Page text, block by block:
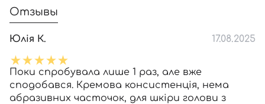
Отзывы
Юлія К. 17.08.2025
Поки спробувала лише 1 раз, але вже
сподобався. Кремова консистенція, нема
абразивних часточок, для шкіри голови з